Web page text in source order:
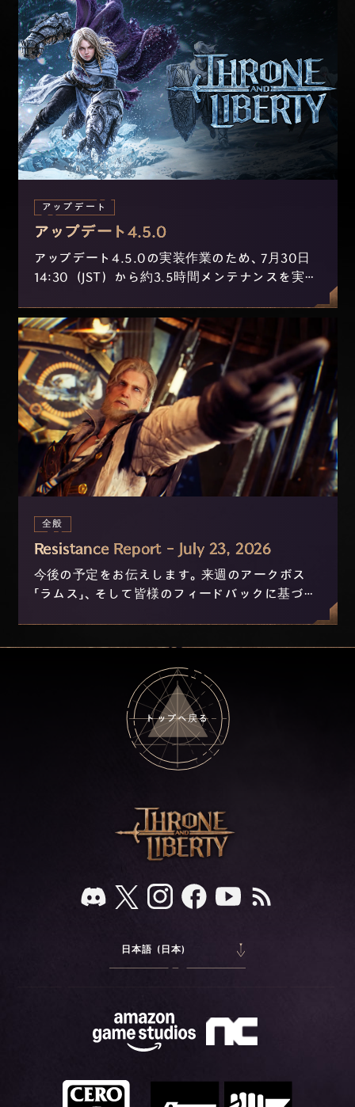
アップデート
アップデート4.5.0
アップデート4.5.0の実装作業のため、7月30日
14:30（JST）から約3.5時間メンテナンスを実施
全般
Resistance Report - July 23, 2026
今後の予定をお伝えします。来週のアークボス
「ラムス」、そして皆様のフィードバックに基づき
トップへ戻る
日本語 (日本)